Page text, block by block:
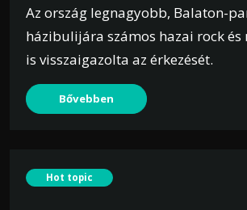
Az ország legnagyobb, Balaton-
házibulijára számos hazai rock és
is visszaigazolta az érkezését.
Bővebben
Hot topic